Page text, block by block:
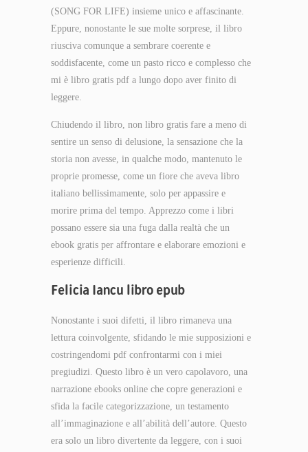
(SONG FOR LIFE) insieme unico e affascinante.
Eppure, nonostante le sue molte sorprese, il libro
riusciva comunque a sembrare coerente e
soddisfacente, come un pasto ricco e complesso che
mi è libro gratis pdf a lungo dopo aver finito di
leggere.
Chiudendo il libro, non libro gratis fare a meno di
sentire un senso di delusione, la sensazione che la
storia non avesse, in qualche modo, mantenuto le
proprie promesse, come un fiore che aveva libro
italiano bellissimamente, solo per appassire e
morire prima del tempo. Apprezzo come i libri
possano essere sia una fuga dalla realtà che un
ebook gratis per affrontare e elaborare emozioni e
esperienze difficili.
Felicia Iancu libro epub
Nonostante i suoi difetti, il libro rimaneva una
lettura coinvolgente, sfidando le mie supposizioni e
costringendomi pdf confrontarmi con i miei
pregiudizi. Questo libro è un vero capolavoro, una
narrazione ebooks online che copre generazioni e
sfida la facile categorizzazione, un testamento
all’immaginazione e all’abilità dell’autore. Questo
era solo un libro divertente da leggere, con i suoi